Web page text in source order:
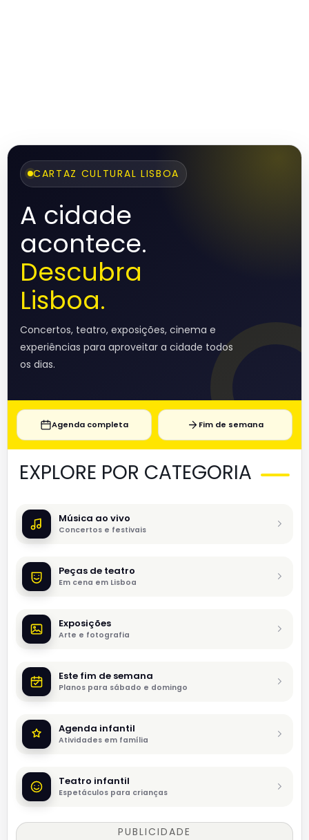
CARTAZ CULTURAL LISBOA
A cidade
acontece.
Descubra
Lisboa.
Concertos, teatro, exposições, cinema e
experiências para aproveitar a cidade todos
os dias.
Agenda completa Fim de semana
EXPLORE POR CATEGORIA
Música ao vivo
Concertos e festivais
Peças de teatro
Em cena em Lisboa
Exposições
Arte e fotografia
Este fim de semana
Planos para sábado e domingo
Agenda infantil
Atividades em família
Teatro infantil
Espetáculos para crianças
PUBLICIDADE